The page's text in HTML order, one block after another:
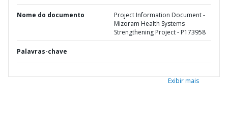
Nome do documento
Project Information Document -
Mizoram Health Systems
Strengthening Project - P173958
Palavras-chave
Exibir mais